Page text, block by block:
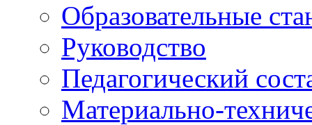
Образовательные
Руководство
Педагогический
Материально-